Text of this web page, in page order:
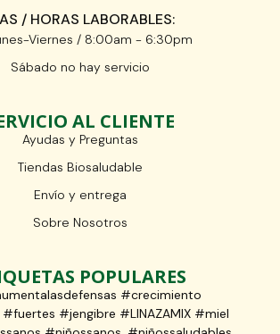
/ HORAS LABORABLES:
Viernes / 8:00am - 6:30pm
Sábado no hay servicio
AL CLIENTE
Ayudas y Preguntas
Tiendas Biosaludable
Envío y entrega
Sobre Nosotros
POPULARES
#crecimiento
#fuertes #jengibre #LINAZAMIX #miel